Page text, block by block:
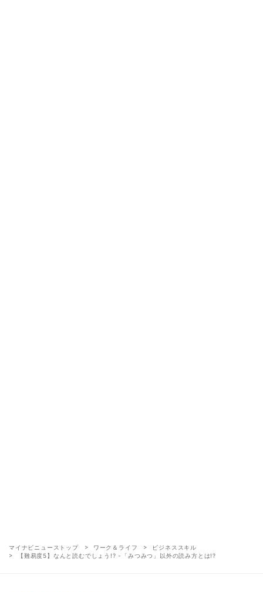
マイナビニューストップ ワーク＆ライフ
ビジネススキル
【難易度5】なんと読むでしょう!? -「みつみつ」以外の読み方とは!?